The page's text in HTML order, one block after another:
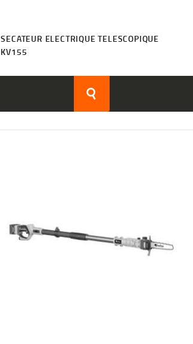
SECATEUR ELECTRIQUE TELESCOPIQUE
KV155